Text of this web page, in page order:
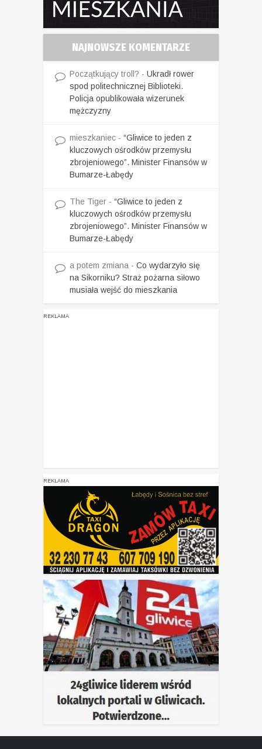
NAJNOWSZE KOMENTARZE
Początkujący troll? - Ukradł rower
spod politechnicznej Biblioteki.
Policja opublikowała wizerunek
mężczyzny
mieszkaniec - “Gliwice to jeden z
kluczowych ośrodków przemysłu
zbrojeniowego”. Minister Finansów w
Bumarze-Łabędy
The Tiger - “Gliwice to jeden z
kluczowych ośrodków przemysłu
zbrojeniowego”. Minister Finansów w
Bumarze-Łabędy
a potem zmiana - Co wydarzyło się
na Sikorniku? Straż pożarna siłowo
musiała wejść do mieszkania
REKLAMA
REKLAMA